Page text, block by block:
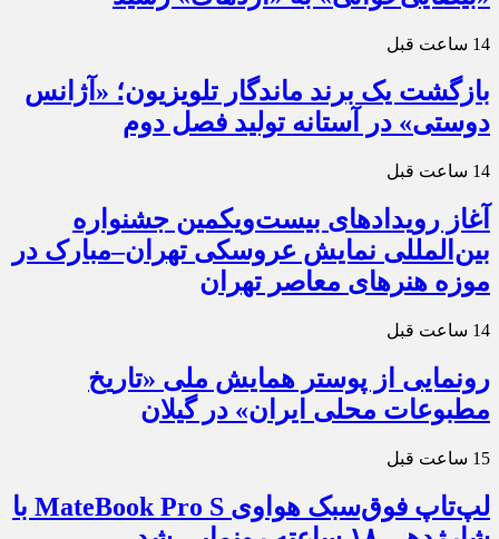
14 ساعت قبل
بازگشت یک برند ماندگار تلویزیون؛ «آژانس
دوستی» در آستانه تولید فصل دوم
14 ساعت قبل
آغاز رویدادهای بیست‌ویکمین جشنواره
بین‌المللی نمایش عروسکی تهران–مبارک در
موزه هنرهای معاصر تهران
14 ساعت قبل
رونمایی از پوستر همایش ملی «تاریخ
مطبوعات محلی ایران» در گیلان
15 ساعت قبل
لپ‌تاپ فوق‌سبک هواوی MateBook Pro S با